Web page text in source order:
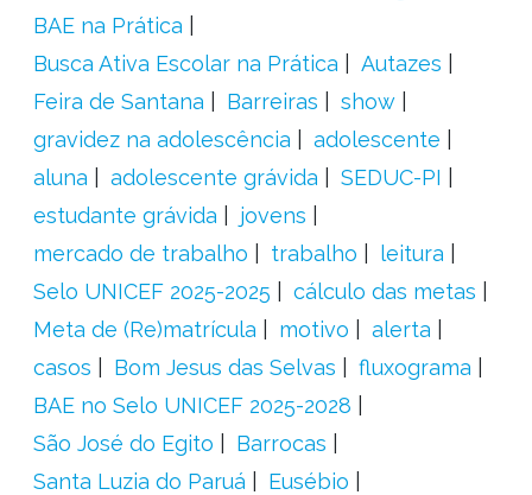
BAE na Prática
Busca Ativa Escolar na Prática
Autazes
Feira de Santana
Barreiras
show
gravidez na adolescência
adolescente
aluna
adolescente grávida
SEDUC-PI
estudante grávida
jovens
mercado de trabalho
trabalho
leitura
Selo UNICEF 2025-2025
cálculo das metas
Meta de (Re)matrícula
motivo
alerta
casos
Bom Jesus das Selvas
fluxograma
BAE no Selo UNICEF 2025-2028
São José do Egito
Barrocas
Santa Luzia do Paruá
Eusébio